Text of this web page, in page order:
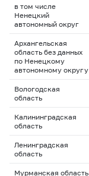
в том числе
Ненецкий
автономный округ
Архангельская
область без данных
по Ненецкому
автономному округу
Вологодская
область
Калининградская
область
Ленинградская
область
Мурманская область